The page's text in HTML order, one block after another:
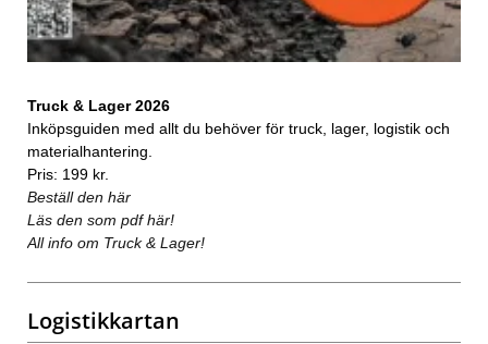
Truck & Lager 2026
Inköpsguiden med allt du behöver för truck, lager, logistik och
materialhantering.
Pris: 199 kr.
Beställ den här
Läs den som pdf här!
All info om Truck & Lager!
Logistikkartan